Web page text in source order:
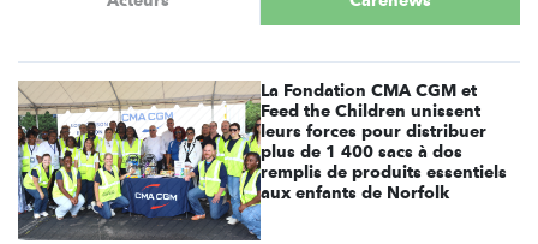
La Fondation CMA CGM et
Feed the Children unissent
leurs forces pour distribuer
plus de 1 400 sacs à dos
remplis de produits essentiels
aux enfants de Norfolk